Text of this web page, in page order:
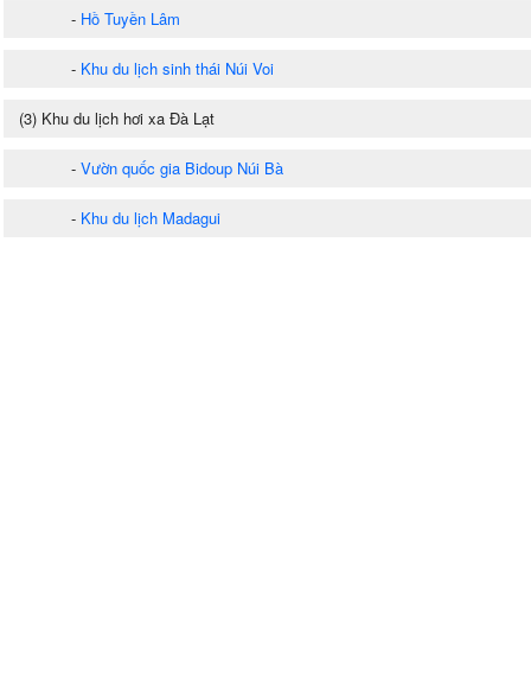
- Hồ Tuyền Lâm
- Khu du lịch sinh thái Núi Voi
(3) Khu du lịch hơi xa Đà Lạt
- Vườn quốc gia Bidoup Núi Bà
- Khu du lịch Madagui